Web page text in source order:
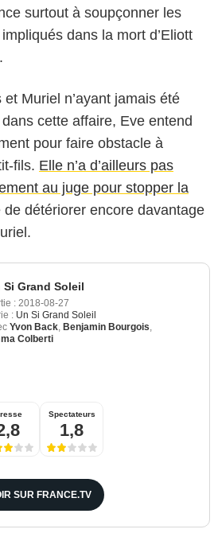
surtout à soupçonner les
dans la mort d’Eliott
et Muriel n’ayant jamais été
cette affaire, Eve entend
pour faire obstacle à
fils. Elle n’a d’ailleurs pas
au juge pour stopper la
de détériorer encore davantage
Si Grand Soleil
: 2018-08-27
: Un Si Grand Soleil
Yvon Back Benjamin Bourgois
Colberti
Spectateurs
1,8
SUR FRANCE.TV